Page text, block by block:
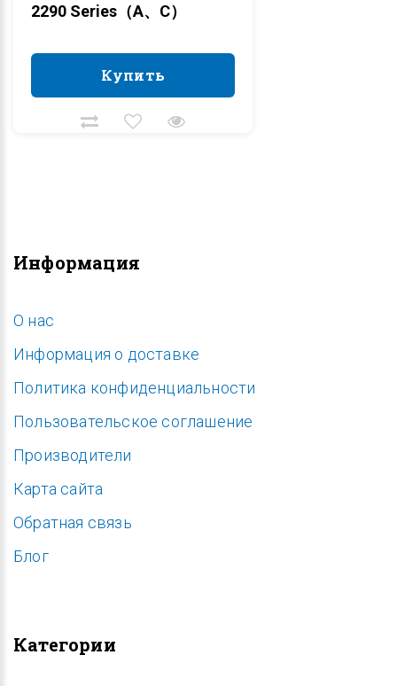
2290 Series（A、C）
Купить
Купить
Информация
O нас
Информация о доставке
Политика конфиденциальности
Пользовательское соглашение
Производители
Карта сайта
Обратная связь
Блог
Категории